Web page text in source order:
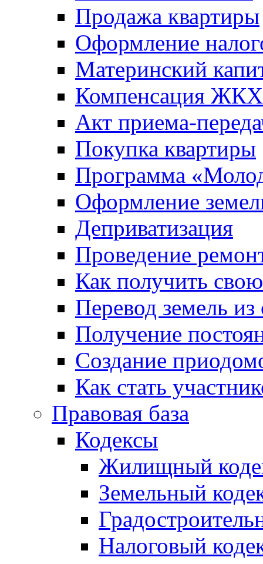
Продажа квартиры
Оформление
Материнский
Компенсация ЖКХ
Акт приема-
Покупка квартиры
Программа
Оформление
Деприватизация
Проведение
Как получить
Перевод земель
Получение
Создание
Как стать
Правовая база
Кодексы
Жилищный
Земельный
Налоговый